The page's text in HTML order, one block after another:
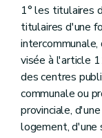
1° les titulaires
titulaires d'une
visée à l'article
des centres
communale ou
provinciale,
logement, d'une